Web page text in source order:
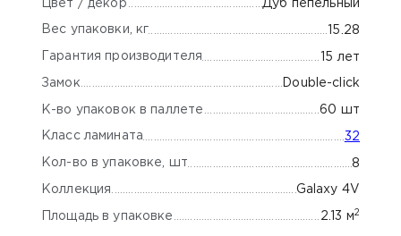
Цвет / декор Дуб пепельный
Вес упаковки, кг 15.28
Гарантия производителя 15 лет
Замок Double-click
К-во упаковок в паллете 60 шт
Класс ламината 32
Кол-во в упаковке, шт 8
Коллекция Galaxy 4V
Площадь в упаковке 2.13 м2